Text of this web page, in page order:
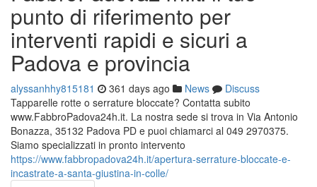
punto di riferimento per
interventi rapidi e sicuri a
Padova e provincia
alyssanhhy815181 361 days ago News
Discuss
Tapparelle rotte o serrature bloccate? Contatta subito
www.FabbroPadova24h.it. La nostra sede si trova in Via Antonio
Bonazza, 35132 Padova PD e puoi chiamarci al 049 2970375.
Siamo specializzati in pronto intervento
https://www.fabbropadova24h.it/apertura-serrature-bloccate-e-
incastrate-a-santa-giustina-in-colle/